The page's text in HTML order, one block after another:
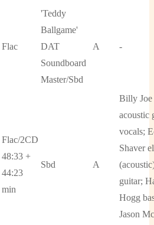
Flac
'Teddy
Ballgame'
DAT
Soundboard
Master/Sbd
A -
Flac/2CD
48:33 +
44:23
min
Sbd A
Billy Joe
acoustic
vocals;
Shaver
guitar;
Hogg
Jason